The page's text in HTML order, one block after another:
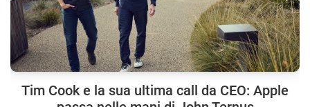
Tim Cook e la sua ultima call da CEO: Apple